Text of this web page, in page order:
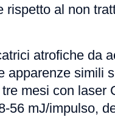
rispetto al non
atrofiche da
apparenze simili
mesi con laser
56 mJ/impulso,